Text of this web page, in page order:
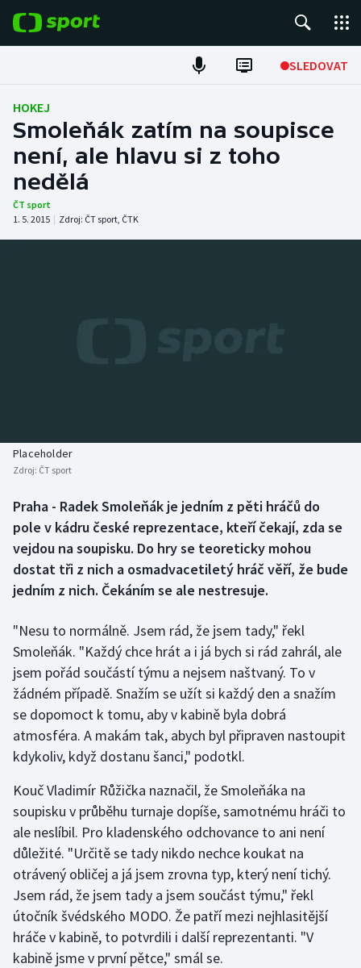
SLEDOVAT
Fotbal
Hokej
Tenis
Atletika
Biatlon
Box
Curling
Florbal
Futsal
Golf
Gymnastika
Házená
Jezdectví
Judo
Krasobruslení
Lezení
Aplikace ČT sport
HOKEJ
Smoleňák zatím na soupisce
není, ale hlavu si z toho
nedělá
ČT sport
1. 5. 2015 | Zdroj: ČT sport, ČTK
Placeholder
Zdroj: ČT sport
Praha - Radek Smoleňák je jedním z pěti hráčů do
pole v kádru české reprezentace, kteří čekají, zda se
vejdou na soupisku. Do hry se teoreticky mohou
dostat tři z nich a osmadvacetiletý hráč věří, že bude
jedním z nich. Čekáním se ale nestresuje.
"Nesu to normálně. Jsem rád, že jsem tady," řekl
Smoleňák. "Každý chce hrát a i já bych si rád zahrál, ale
jsem pořád součástí týmu a nejsem naštvaný. To v
žádném případě. Snažím se užít si každý den a snažím
se dopomoct k tomu, aby v kabině byla dobrá
atmosféra. A makám tak, abych byl připraven nastoupit
kdykoliv, když dostanu šanci," podotkl.
Kouč Vladimír Růžička naznačil, že Smoleňáka na
soupisku v průběhu turnaje dopíše, samotnému hráči to
ale neslíbil. Pro kladenského odchovance to ani není
důležité. "Určitě se tady nikdo nechce koukat na
otrávený obličej a já jsem zrovna typ, který není tichý.
Jsem rád, že jsem tady a jsem součást týmu," řekl
útočník švédského MODO. Že patří mezi nejhlasitější
hráče v kabině, to potvrdili i další reprezentanti. "V
kabině jsme v první pětce," smál se.